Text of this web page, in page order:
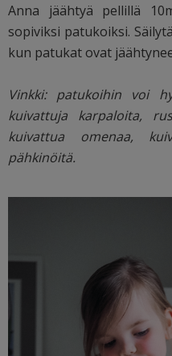
Anna jäähtyä pellillä
sopiviksi patukoiksi.
kun patukat ovat
Vinkki: patukoihin voi
kuivattuja karpaloita,
kuivattua omenaa,
pähkinöitä.